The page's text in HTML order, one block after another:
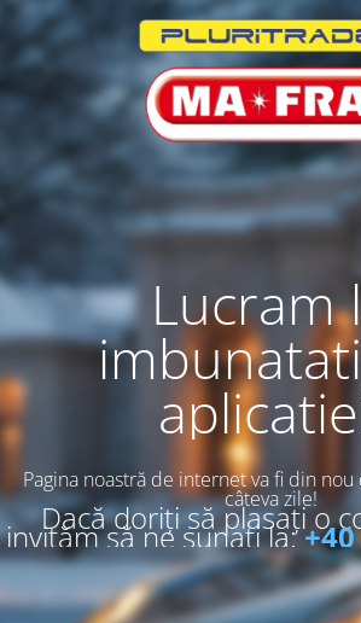
Lucram
Pagina noastră de internet va fi din nou
câteva zile!
Dacă doriți să plasați o
invităm să ne sunați la:+40